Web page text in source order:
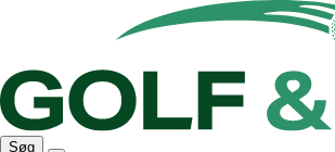
Søg